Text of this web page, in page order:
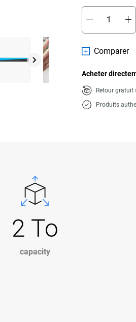
Comparer
Acheter
Retour gratuit
Produits
2 To
capacity